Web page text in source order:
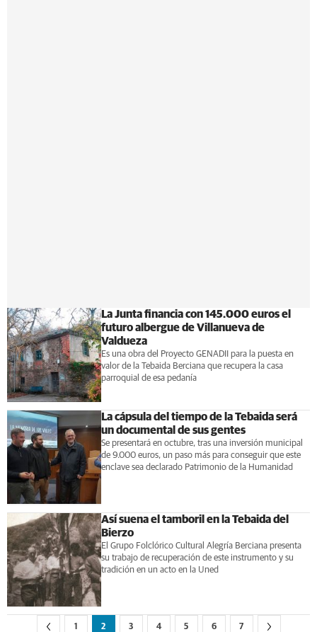
La Junta financia con 145.000 euros el
futuro albergue de Villanueva de
Valdueza
Es una obra del Proyecto GENADII para la puesta en
valor de la Tebaida Berciana que recupera la casa
parroquial de esa pedanía
La cápsula del tiempo de la Tebaida será
un documental de sus gentes
Se presentará en octubre, tras una inversión municipal
de 9.000 euros, un paso más para conseguir que este
enclave sea declarado Patrimonio de la Humanidad
Así suena el tamboril en la Tebaida del
Bierzo
El Grupo Folclórico Cultural Alegría Berciana presenta
su trabajo de recuperación de este instrumento y su
tradición en un acto en la Uned
1 2 3 4 5 6 7